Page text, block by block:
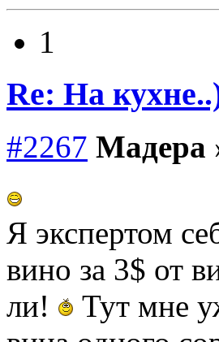
1
Re: На
#2267 Мадера
Я экспертом
вино за 3$ от
ли!
Тут мне